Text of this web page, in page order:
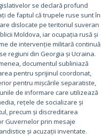
se declară profund
de faptul că trupele ruse sunt în
dislocate pe teritoriul suveran
Moldova, iar ocupația rusă și
de intervenție militară continuă
regiuni din Georgia și Ucraina.
documentul subliniază
pentru sprijinul coordonat,
pentru mișcările separatiste,
de informare care utilizează
rețele de socializare și
precum și discreditarea
Guvernelor prin mesaje
și acuzații inventate.